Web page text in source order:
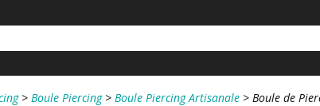
> Boule Piercing > Boule Piercing Artisanale > Boule de